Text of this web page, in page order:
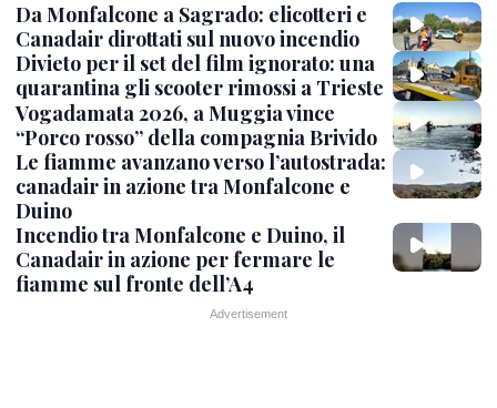
Da Monfalcone a Sagrado: elicotteri e
Canadair dirottati sul nuovo incendio
Divieto per il set del film ignorato: una
quarantina gli scooter rimossi a Trieste
Vogadamata 2026, a Muggia vince
“Porco rosso” della compagnia Brivido
Le fiamme avanzano verso l’autostrada:
canadair in azione tra Monfalcone e
Duino
Incendio tra Monfalcone e Duino, il
Canadair in azione per fermare le
fiamme sul fronte dell’A4